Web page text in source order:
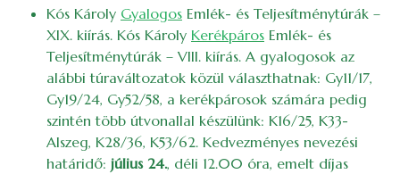
Kós Károly Gyalogos Emlék- és Teljesítménytúrák –
XIX. kiírás. Kós Károly Kerékpáros Emlék- és
Teljesítménytúrák – VIII. kiírás. A gyalogosok az
alábbi túraváltozatok közül választhatnak: Gy11/17,
Gy19/24, Gy52/58, a kerékpárosok számára pedig
szintén több útvonallal készülünk: K16/25, K33-
Alszeg, K28/36, K53/62. Kedvezményes nevezési
határidő: július 24., déli 12.00 óra, emelt díjas